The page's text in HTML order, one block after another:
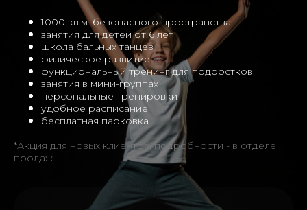
1000 кв.м. безопасного пространства
занятия для детей от 6 лет
школа бальных танцев
физическое развитие
функциональный тренинг для подростков
занятия в мини-группах
персональные тренировки
удобное расписание
бесплатная парковка
*Акция для новых клиентов, подробности - в отделе
продаж